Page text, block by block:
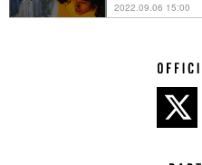
2022.09.06 15:00